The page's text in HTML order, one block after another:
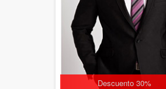
Descuento 30%